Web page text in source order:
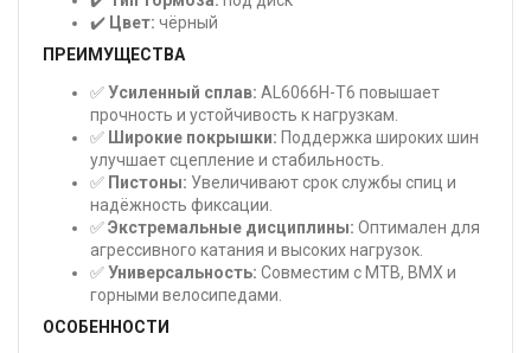
✔️ Цвет: чёрный
ПРЕИМУЩЕСТВА
✅Усиленный сплав: AL6066H-T6 повышает
прочность и устойчивость к нагрузкам.
✅ Широкие покрышки: Поддержка широких шин
улучшает сцепление и стабильность.
✅ Пистоны: Увеличивают срок службы спиц и
надёжность фиксации.
✅Экстремальные дисциплины: Оптимален для
агрессивного катания и высоких нагрузок.
✅Универсальность: Совместим с MTB, BMX и
горными велосипедами.
ОСОБЕННОСТИ